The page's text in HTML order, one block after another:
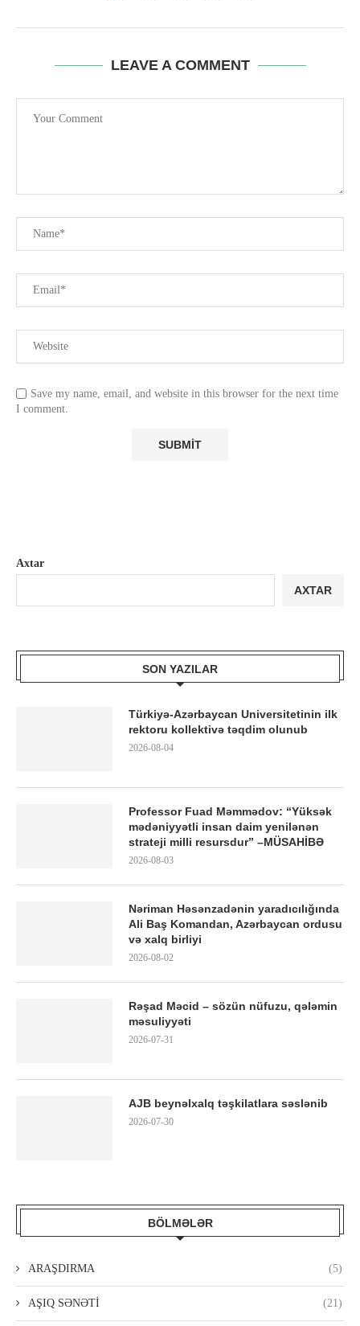
LEAVE A COMMENT
Save my name, email, and website in this browser for the next time
I comment.
Axtar
AXTAR
SON YAZILAR
Türkiyə-Azərbaycan Universitetinin ilk
rektoru kollektivə təqdim olunub
2026-08-04
Professor Fuad Məmmədov: “Yüksək
mədəniyyətli insan daim yenilənən
strateji milli resursdur” –MÜSAHİBƏ
2026-08-03
Nəriman Həsənzadənin yaradıcılığında
Ali Baş Komandan, Azərbaycan ordusu
və xalq birliyi
2026-08-02
Rəşad Məcid – sözün nüfuzu, qələmin
məsuliyyəti
2026-07-31
AJB beynəlxalq təşkilatlara səslənib
2026-07-30
BÖLMƏLƏR
ARAŞDIRMA (5)
AŞIQ SƏNƏTİ (21)